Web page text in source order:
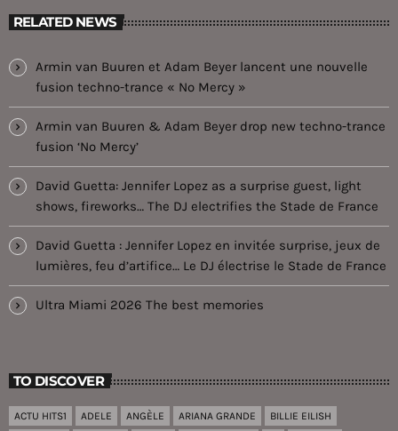
RELATED NEWS
Armin van Buuren et Adam Beyer lancent une nouvelle
fusion techno-trance « No Mercy »
Armin van Buuren & Adam Beyer drop new techno-trance
fusion ‘No Mercy’
David Guetta: Jennifer Lopez as a surprise guest, light
shows, fireworks… The DJ electrifies the Stade de France
David Guetta : Jennifer Lopez en invitée surprise, jeux de
lumières, feu d’artifice… Le DJ électrise le Stade de France
Ultra Miami 2026 The best memories
TO DISCOVER
ACTU HITS1 ADELE ANGÈLE ARIANA GRANDE
BILLIE EILISH